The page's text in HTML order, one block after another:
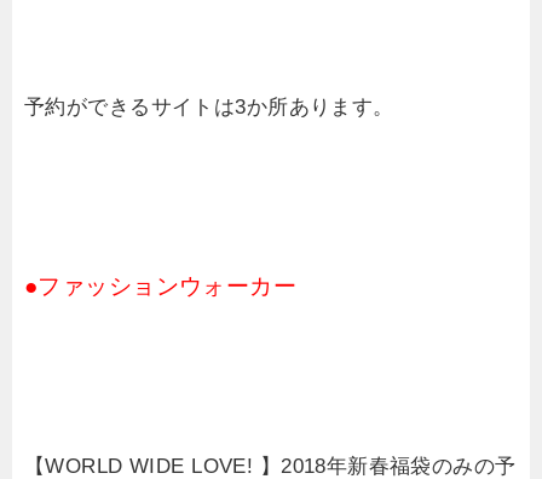
予約ができるサイトは3か所あります。
●ファッションウォーカー
【WORLD WIDE LOVE! 】2018年新春福袋のみの予